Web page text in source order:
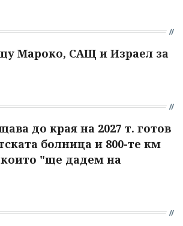
Мароко, САЩ и Израел за
до края на 2027 т. готов
болница и 800-те км
"ще дадем на